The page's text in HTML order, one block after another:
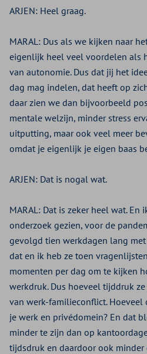
ARJEN: Heel graag.
MARAL: Dus als we kijken naar
eigenlijk heel veel voordelen als
van autonomie. Dus dat jij het
dag mag indelen, dat heeft op
daar zien we dan bijvoorbeeld
mentale welzijn, minder stress
uitputting, maar ook veel meer
omdat je eigenlijk je eigen baas
ARJEN: Dat is nogal wat.
MARAL: Dat is zeker heel wat.
onderzoek gezien, voor de
gevolgd tien werkdagen lang
dat en ik heb ze toen
momenten per dag om te kijken
werkdruk. Dus hoeveel tijddruk
van werk-familieconflict. Hoeveel
je werk en privédomein? En dat
minder te zijn dan op
tijdsdruk en daardoor ook